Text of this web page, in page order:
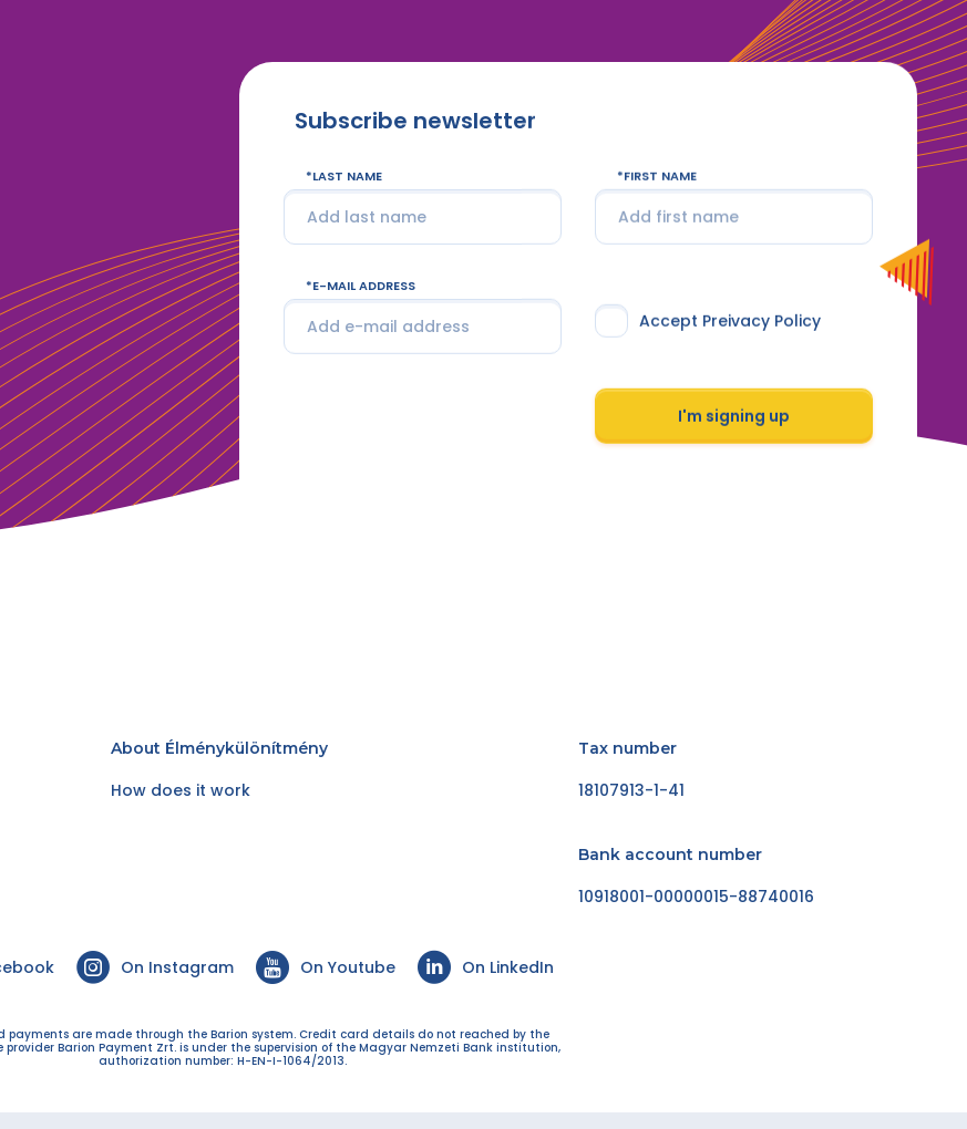
Subscribe newsletter
LAST NAME FIRST NAME
E-MAIL ADDRESS
Accept Preivacy Policy
I'm signing up
About Élménykülönítmény
How does it work
Tax number
18107913-1-41
Bank account number
10918001-00000015-88740016
On Instagram On Youtube On LinkedIn
payments are made through the Barion system. Credit card details do not reached by the
provider Barion Payment Zrt. is under the supervision of the Magyar Nemzeti Bank institution,
authorization number: H-EN-I-1064/2013.